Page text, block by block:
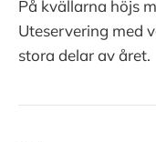
På kvällarna höjs
Uteservering med
stora delar av året.